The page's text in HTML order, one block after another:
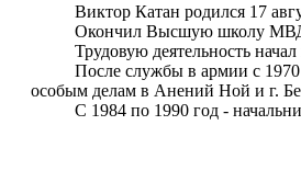
Виктор Катан родился 17
Окончил Высшую школу МВД
Трудовую деятельность начал
После службы в армии с 1970
особым делам в Анений Ной и г.
С 1984 по 1990 год -